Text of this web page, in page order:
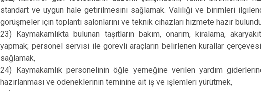
standart ve uygun hale getirilmesini sağlamak. Valiliği ve birimleri
görüşmeler için toplantı salonlarını ve teknik cihazları hizmete hazır
23) Kaymakamlıkta bulunan taşıtların bakım, onarım, kiralama,
yapmak; personel servisi ile görevli araçların belirlenen kurallar
sağlamak,
24) Kaymakamlık personelinin öğle yemeğine verilen yardım
hazırlanması ve ödeneklerinin teminine ait iş ve işlemleri yürütmek,